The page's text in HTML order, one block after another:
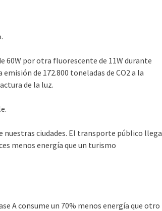
60W por otra fluorescente de 11W durante
de 172.800 toneladas de CO2 a la
de la luz.
nuestras ciudades. El transporte público llega
menos energía que un turismo
A consume un 70% menos energía que otro